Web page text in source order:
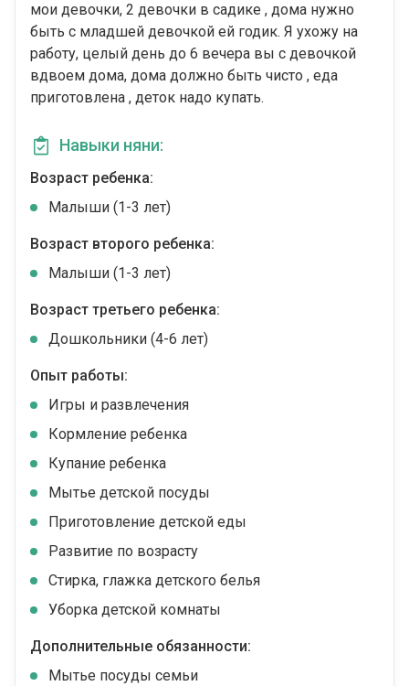
мои девочки, 2 девочки в садике , дома нужно
быть с младшей девочкой ей годик. Я ухожу на
работу, целый день до 6 вечера вы с девочкой
вдвоем дома, дома должно быть чисто , еда
приготовлена , деток надо купать.
Навыки няни:
Возраст ребенка:
Малыши (1-3 лет)
Возраст второго ребенка:
Малыши (1-3 лет)
Возраст третьего ребенка:
Дошкольники (4-6 лет)
Опыт работы:
Игры и развлечения
Кормление ребенка
Купание ребенка
Мытье детской посуды
Приготовление детской еды
Развитие по возрасту
Стирка, глажка детского белья
Уборка детской комнаты
Дополнительные обязанности:
Мытье посуды семьи